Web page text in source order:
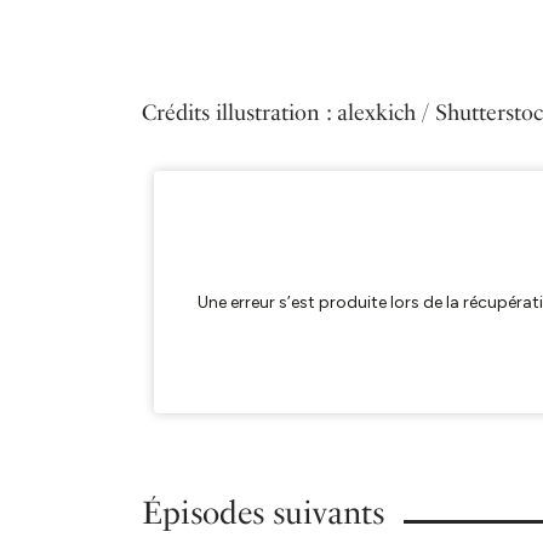
Crédits illustration : alexkich /
Épisodes suivants